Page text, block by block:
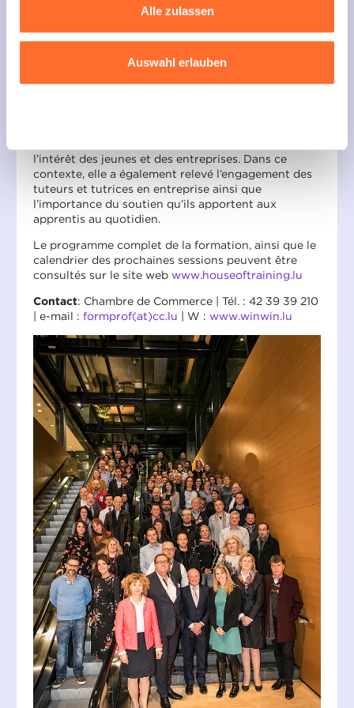
Sie können Ihre Zustimmung jederzeit anpassen oder
widerrufen, indem Sie auf das indem Sie auf das
Cookiesundunserer Datenschutzrichtlinie.
Alle zulassen
Auswahl erlauben
concurrence accrue.
Madame Véronique Schaber, Directrice à la
l’Education nationale, de l’Enfance et de la Jeunesse,
a expliqué que le principal objectif de la réforme de
l’intérêt des jeunes et des entreprises. Dans ce
contexte, elle a également relevé l’engagement des
tuteurs et tutrices en entreprise ainsi que
l’importance du soutien qu’ils apportent aux
apprentis au quotidien.
Le programme complet de la formation, ainsi que le
calendrier des prochaines sessions peuvent être
consultés sur le site web www.houseoftraining.lu
Contact: Chambre de Commerce | Tél. : 42 39 39 210
| e-mail : formprof(at)cc.lu | W : www.winwin.lu